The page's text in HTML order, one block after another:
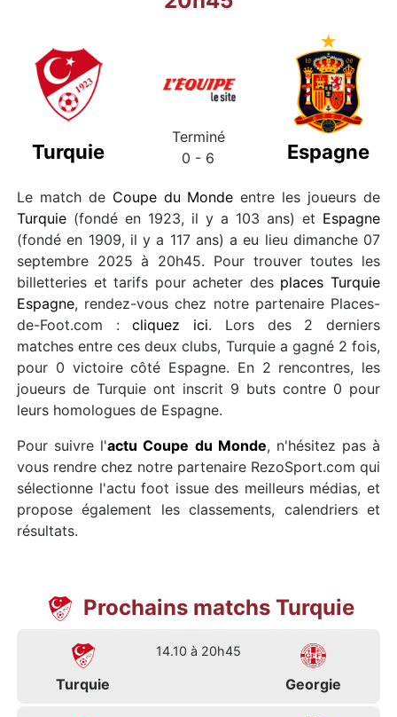
Turquie
Terminé
0 - 6
Espagne
Le match de Coupe du Monde entre les joueurs de
Turquie (fondé en 1923, il y a 103 ans) et Espagne
(fondé en 1909, il y a 117 ans) a eu lieu dimanche 07
septembre 2025 à 20h45. Pour trouver toutes les
billetteries et tarifs pour acheter des places Turquie
Espagne, rendez-vous chez notre partenaire Places-
de-Foot.com :cliquez ici. Lors des 2 derniers
matches entre ces deux clubs, Turquie a gagné 2 fois,
pour 0 victoire côté Espagne. En 2 rencontres, les
joueurs de Turquie ont inscrit 9 buts contre 0 pour
leurs homologues de Espagne.
Pour suivre l'actu Coupe du Monde, n'hésitez pas à
vous rendre chez notre partenaire RezoSport.com qui
sélectionne l'actu foot issue des meilleurs médias, et
propose également les classements, calendriers et
résultats.
Prochains matchs Turquie
Turquie
14.10 à 20h45
Georgie